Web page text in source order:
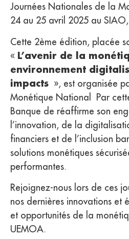
Journées Nationales de la
24 au 25 avril 2025 au SIAO,
Cette 2ème édition, placée
« L’avenir de la
environnement
impacts », est organisée
Monétique National Par
Banque de réaffirme son
l’innovation, de la
financiers et de l’inclusion
solutions monétiques
performantes.
Rejoignez-nous lors de ces
nos dernières innovations et
et opportunités de la
UEMOA.